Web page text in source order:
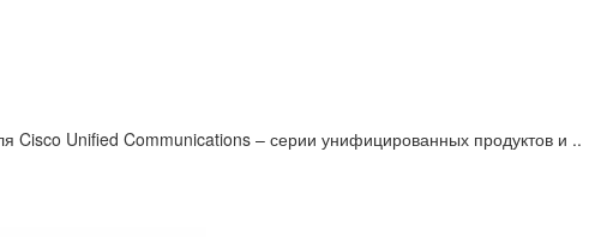
Cisco Unified Communications – серии унифицированных продуктов и ..